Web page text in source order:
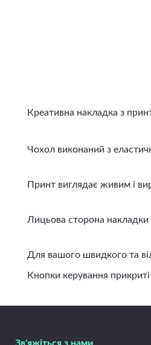
Креативна накладка з
Чохол виконаний з
Принт виглядає живим і
Лицьова сторона накладки
Для вашого швидкого та
Кнопки керування прикриті